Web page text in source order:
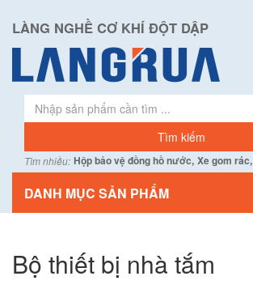
LÀNG NGHỀ CƠ KHÍ ĐỘT DẬP
Tìm nhiều: Hộp bảo vệ đồng hồ nước, Xe gom rác,
DANH MỤC SẢN PHẨM
Bộ thiết bị nhà tắm